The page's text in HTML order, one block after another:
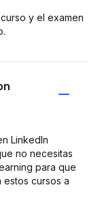
y el examen
LinkedIn
no necesitas
para que
estos cursos a